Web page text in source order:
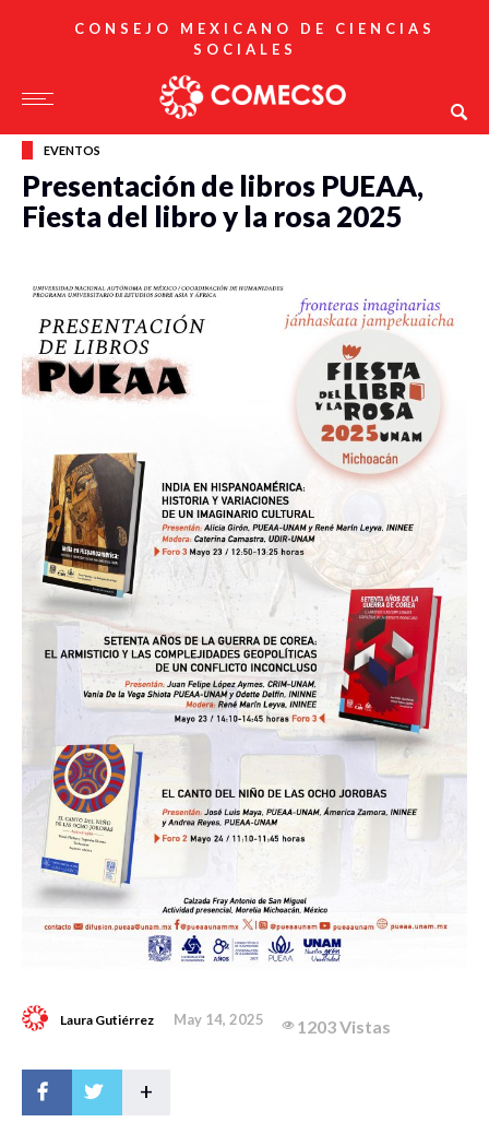
CONSEJO MEXICANO DE CIENCIAS
SOCIALES
EVENTOS
Presentación de libros PUEAA,
Fiesta del libro y la rosa 2025
Laura Gutiérrez May 14, 2025 1203 Vistas
+